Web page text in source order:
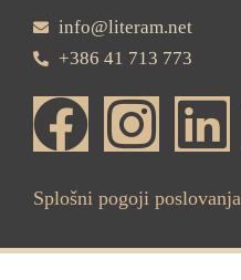
info@literam.net
+386 41 713 773
Splošni pogoji poslovanja